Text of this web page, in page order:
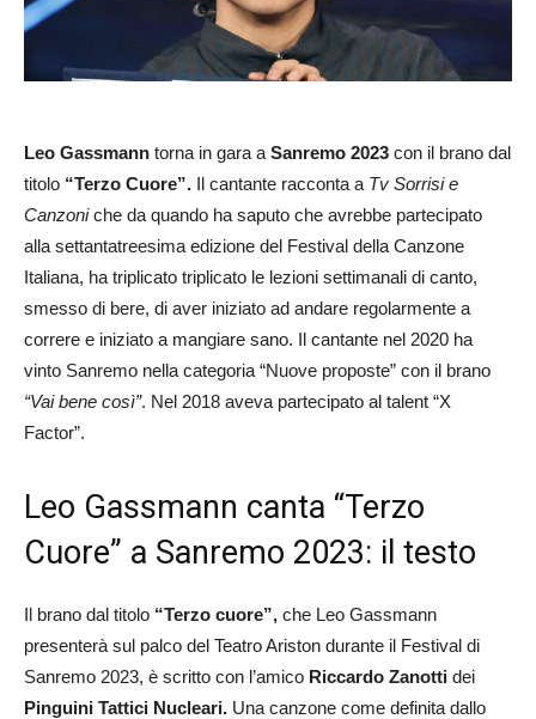
Leo Gassmann torna in gara a Sanremo 2023 con il brano dal
titolo “Terzo Cuore”. Il cantante racconta a Tv Sorrisi e
Canzoniche da quando ha saputo che avrebbe partecipato
alla settantatreesima edizione del Festival della Canzone
Italiana, ha triplicato triplicato le lezioni settimanali di canto,
smesso di bere, di aver iniziato ad andare regolarmente a
correre e iniziato a mangiare sano. Il cantante nel 2020 ha
vinto Sanremo nella categoria “Nuove proposte” con il brano
“Vai bene così”. Nel 2018 aveva partecipato al talent “X
Factor”.
Leo Gassmann canta “Terzo
Cuore” a Sanremo 2023: il testo
Il brano dal titolo “Terzo cuore”, che Leo Gassmann
presenterà sul palco del Teatro Ariston durante il Festival di
Sanremo 2023, è scritto con l’amico Riccardo Zanotti dei
Pinguini Tattici Nucleari. Una canzone come definita dallo